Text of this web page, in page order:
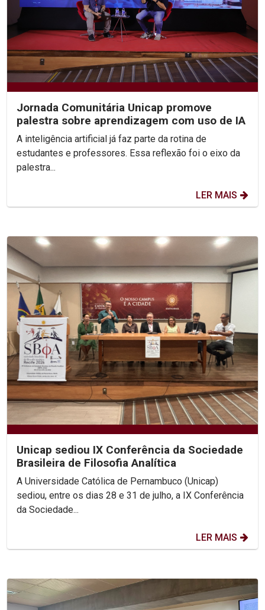
Jornada Comunitária Unicap promove
palestra sobre aprendizagem com uso de IA
A inteligência artificial já faz parte da rotina de
estudantes e professores. Essa reflexão foi o eixo da
palestra...
LER MAIS
Unicap sediou IX Conferência da Sociedade
Brasileira de Filosofia Analítica
A Universidade Católica de Pernambuco (Unicap)
sediou, entre os dias 28 e 31 de julho, a IX Conferência
da Sociedade...
LER MAIS